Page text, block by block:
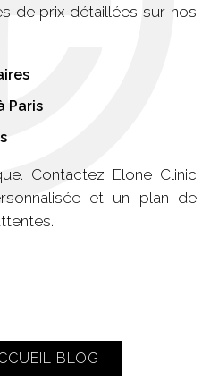
de prix détaillées sur nos
Paris
Contactez Elone Clinic
et un plan de
BLOG